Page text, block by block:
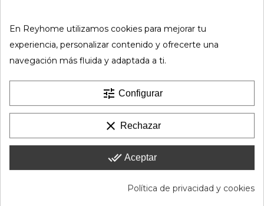
En Reyhome utilizamos cookies para mejorar tu
experiencia, personalizar contenido y ofrecerte una
navegación más fluida y adaptada a ti.
tune Configurar
clear Rechazar
done_all Aceptar
Política de privacidad y cookies